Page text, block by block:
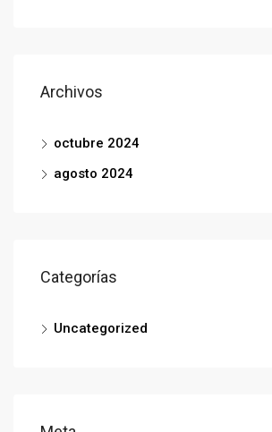
Archivos
octubre 2024
agosto 2024
Categorías
Uncategorized